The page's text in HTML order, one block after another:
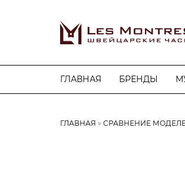
ГЛАВНАЯ БРЕНДЫ
ГЛАВНАЯ СРАВНЕНИЕ